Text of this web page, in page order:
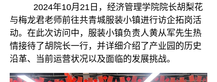
2024年10月21日，经济管理学院院长胡梨花
与梅龙君老师前往共青城服装小镇进行访企拓岗活
动。在此次访问中，服装小镇负责人黄从军先生热
情接待了胡院长一行，并详细介绍了产业园的历史
沿革、当前运营状况以及面临的发展挑战。